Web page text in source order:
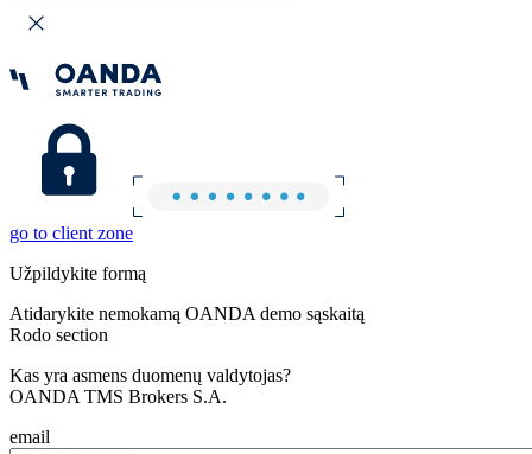
go to client zone
Užpildykite formą
Atidarykite nemokamą OANDA demo sąskaitą
Rodo section
Kas yra asmens duomenų valdytojas?
OANDA TMS Brokers S.A.
email